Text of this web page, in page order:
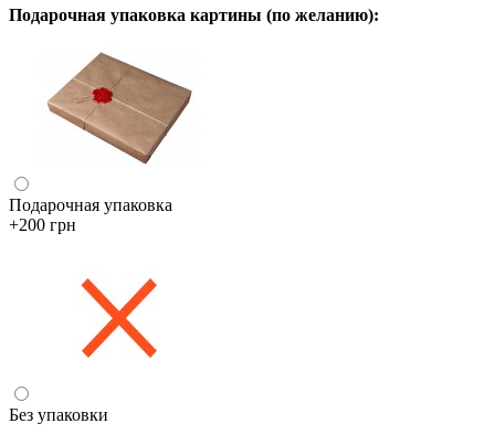
Подарочная упаковка картины (по желанию):
Подарочная упаковка
+200 грн
Без упаковки